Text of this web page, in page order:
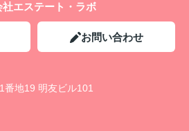
社エステート・ラボ
お問い合わせ
番地19 明友ビル101